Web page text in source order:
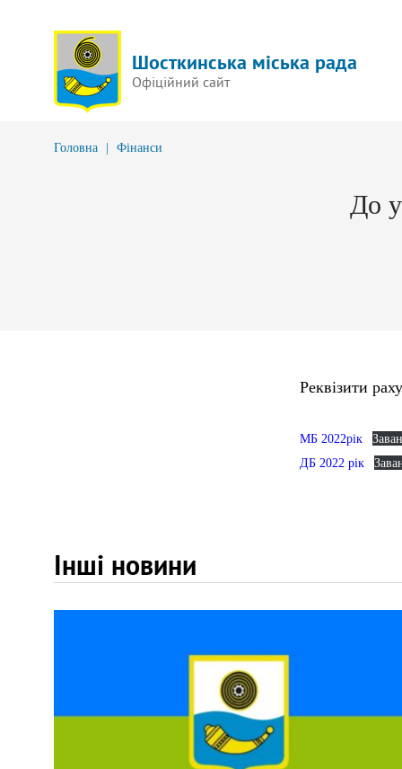
Шосткинська міська рада
Офіційний сайт
Головна Фінанси
До
Реквізити
МБ 2022рік
ДБ 2022 рік
Інші новини